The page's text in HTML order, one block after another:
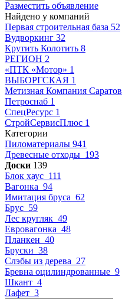
Разместить объявление
Найдено у компаний
Первая строительная база 52
Вудворкинг 32
Крутить Колотить 8
РЕГИОН 2
«ПТК «Мотор» 1
ВЫБОРГСКАЯ 1
Метизная Компания Саратов
Петроснаб 1
СпецРесурс 1
СтройСервисПлюс 1
Категории
Пиломатериалы 941
Древесные отходы 193
Доски 139
Блок хаус 111
Вагонка 94
Имитация бруса 62
Брус 59
Лес кругляк 49
Евровагонка 48
Планкен 40
Бруски 38
Слэбы из дерева 27
Бревна оцилиндрованные 9
Шкант 4
Лафет 3